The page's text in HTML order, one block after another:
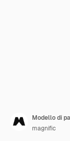
Modello di
magnific